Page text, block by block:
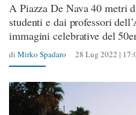
A Piazza De Nava 40 metri
studenti e dai professori
immagini celebrative del
di Mirko Spadaro 28 Lug 2022 |